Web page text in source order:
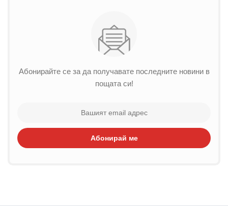
Абонирайте се за да получавате последните новини в
пощата си!
Абонирай ме